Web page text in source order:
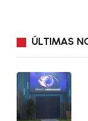
ÚLTIMAS